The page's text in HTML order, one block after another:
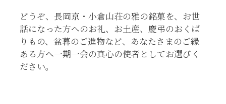
どうぞ、長岡京・小倉山荘の雅の銘菓を、お世
話になった方へのお礼、お土産、慶弔のおくば
りもの、盆暮のご進物など、あなたさまのご縁
ある方へ一期一会の真心の使者としてお選びく
ださい。